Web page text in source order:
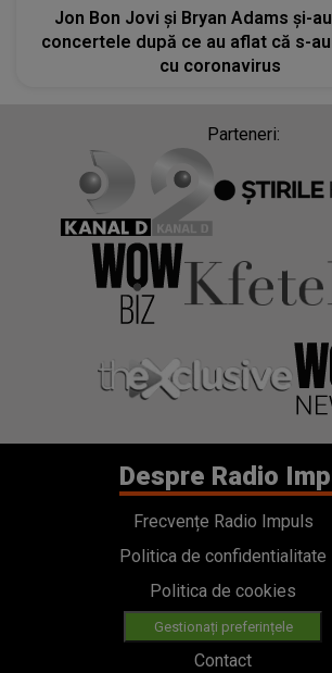
Jon Bon Jovi și Bryan Adams şi-
concertele după ce au aflat că s-
cu coronavirus
Parteneri:
Despre Radio
Frecvențe Radio Impuls
Politica de confidentialitate
Politica de cookies
Gestionați preferințele
Contact